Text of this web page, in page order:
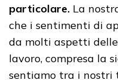
particolare. La
che i sentimenti di
da molti aspetti
lavoro, compresa la
sentiamo tra i nostri